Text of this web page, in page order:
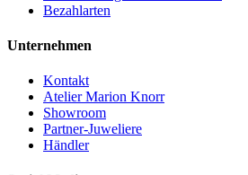
Bezahlarten
Unternehmen
Kontakt
Atelier Marion Knorr
Showroom
Partner-Juweliere
Händler